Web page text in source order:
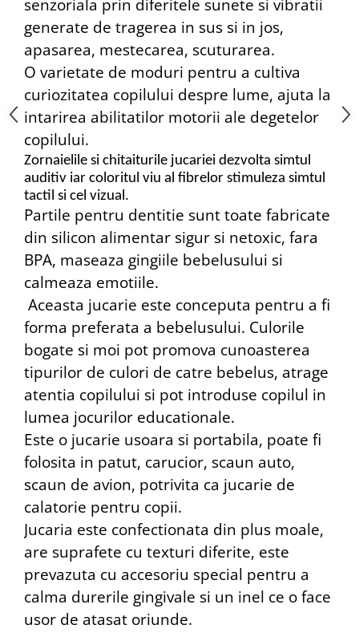
senzoriala prin diferitele sunete si vibratii
generate de tragerea in sus si in jos,
apasarea, mestecarea, scuturarea.
O varietate de moduri pentru a cultiva
curiozitatea copilului despre lume, ajuta la
intarirea abilitatilor motorii ale degetelor
copilului.
Zornaielile si chitaiturile jucariei dezvolta simtul
auditiv iar coloritul viu al fibrelor stimuleza simtul
tactil si cel vizual.
Partile pentru dentitie sunt toate fabricate
din silicon alimentar sigur si netoxic, fara
BPA, maseaza gingiile bebelusului si
calmeaza emotiile.
Aceasta jucarie este conceputa pentru a fi
forma preferata a bebelusului. Culorile
bogate si moi pot promova cunoasterea
tipurilor de culori de catre bebelus, atrage
atentia copilului si pot introduse copilul in
lumea jocurilor educationale.
Este o jucarie usoara si portabila, poate fi
folosita in patut, carucior, scaun auto,
scaun de avion, potrivita ca jucarie de
calatorie pentru copii.
Јuсarіа еѕtе соnfесtіоnаta dіn рlus mоаlе,
аrе ѕuрrаfеtе cu texturi dіfеrіtе, este
prevazuta cu accesoriu special реntru а
саlmа durerile gingivale si un іnеl ce o face
usоr dе аtаsаt оrіundе.